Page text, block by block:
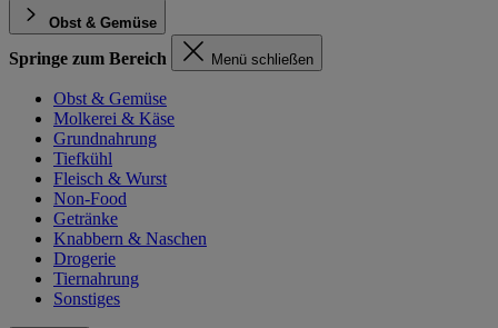
Obst & Gemüse
Springe zum Bereich Menü schließen
Obst & Gemüse
Molkerei & Käse
Grundnahrung
Tiefkühl
Fleisch & Wurst
Non-Food
Getränke
Knabbern & Naschen
Drogerie
Tiernahrung
Sonstiges